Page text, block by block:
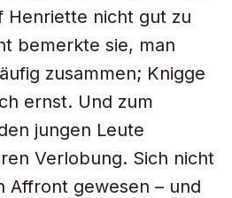
Henriette nicht gut zu
bemerkte sie, man
zusammen; Knigge
ernst. Und zum
jungen Leute
Verlobung. Sich nicht
Affront gewesen – und